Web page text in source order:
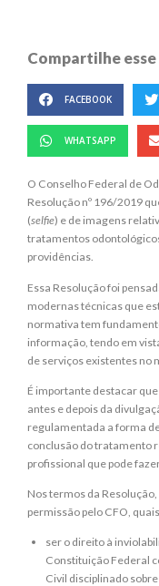
Compartilhe
FACEBOOK
WHATSAPP
O Conselho Federal de
Resolução nº 196/2019
(selfie) e de imagens
tratamentos
providências.
Essa Resolução foi
modernas técnicas que
normativa tem
informação, tendo em
de serviços existentes no
É importante destacar
antes e depois da
regulamentada a forma
conclusão do tratamento
profissional que pode
Nos termos da
permissão pelo CFO,
ser o direito à
Constituição Federal
Civil disciplinado